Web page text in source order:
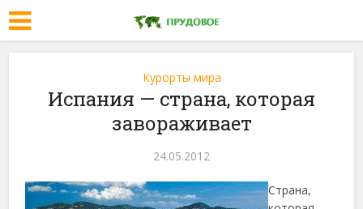
Курорты мира
Испания — страна, которая
завораживает
24.05.2012
Страна,